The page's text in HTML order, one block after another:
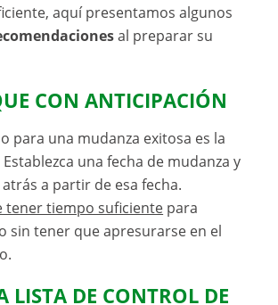
aquí presentamos algunos
al preparar su
CON ANTICIPACIÓN
para una mudanza exitosa es la
una fecha de mudanza y
a partir de esa fecha.
tener tiempo suficiente para
sin tener que apresurarse en el
LISTA DE CONTROL DE